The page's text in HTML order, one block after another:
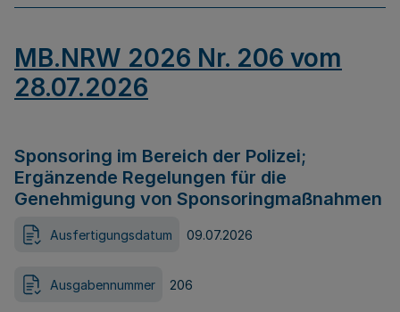
MB.NRW 2026 Nr. 206 vom
28.07.2026
Sponsoring im Bereich der Polizei;
Ergänzende Regelungen für die
Genehmigung von Sponsoringmaßnahmen
Ausfertigungsdatum 09.07.2026
Ausgabennummer 206